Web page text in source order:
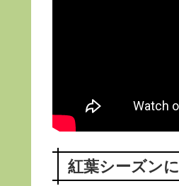
紅葉シーズン